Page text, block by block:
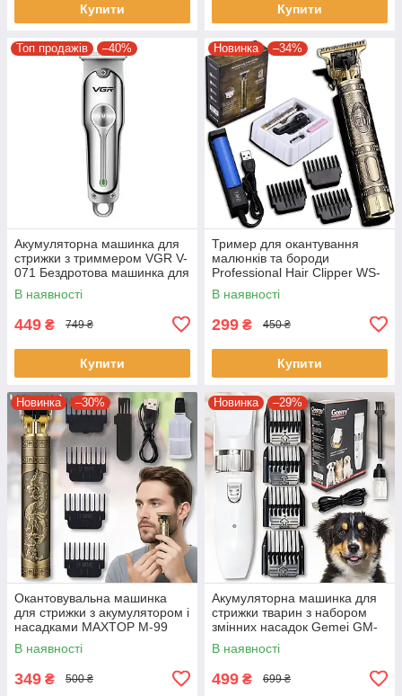
Купити Купити
Топ продажів –40%
Акумуляторна машинка для
стрижки з триммером VGR V-
071 Бездротова машинка для
стрижки волосся
В наявності
449 ₴ 749 ₴
Купити
Новинка –34%
Тример для окантування
малюнків та бороди
Professional Hair Clipper WS-
T99 Машинка для стрижки
волосся
В наявності
299 ₴ 450 ₴
Купити
Новинка –30%
Окантовувальна машинка
для стрижки з акумулятором і
насадками MAXTOP M-99
В наявності
349 ₴ 500 ₴
Новинка –29%
Акумуляторна машинка для
стрижки тварин з набором
змінних насадок Gemei GM-
634
В наявності
499 ₴ 699 ₴